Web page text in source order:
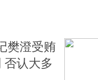
樊澄受贿
认大多